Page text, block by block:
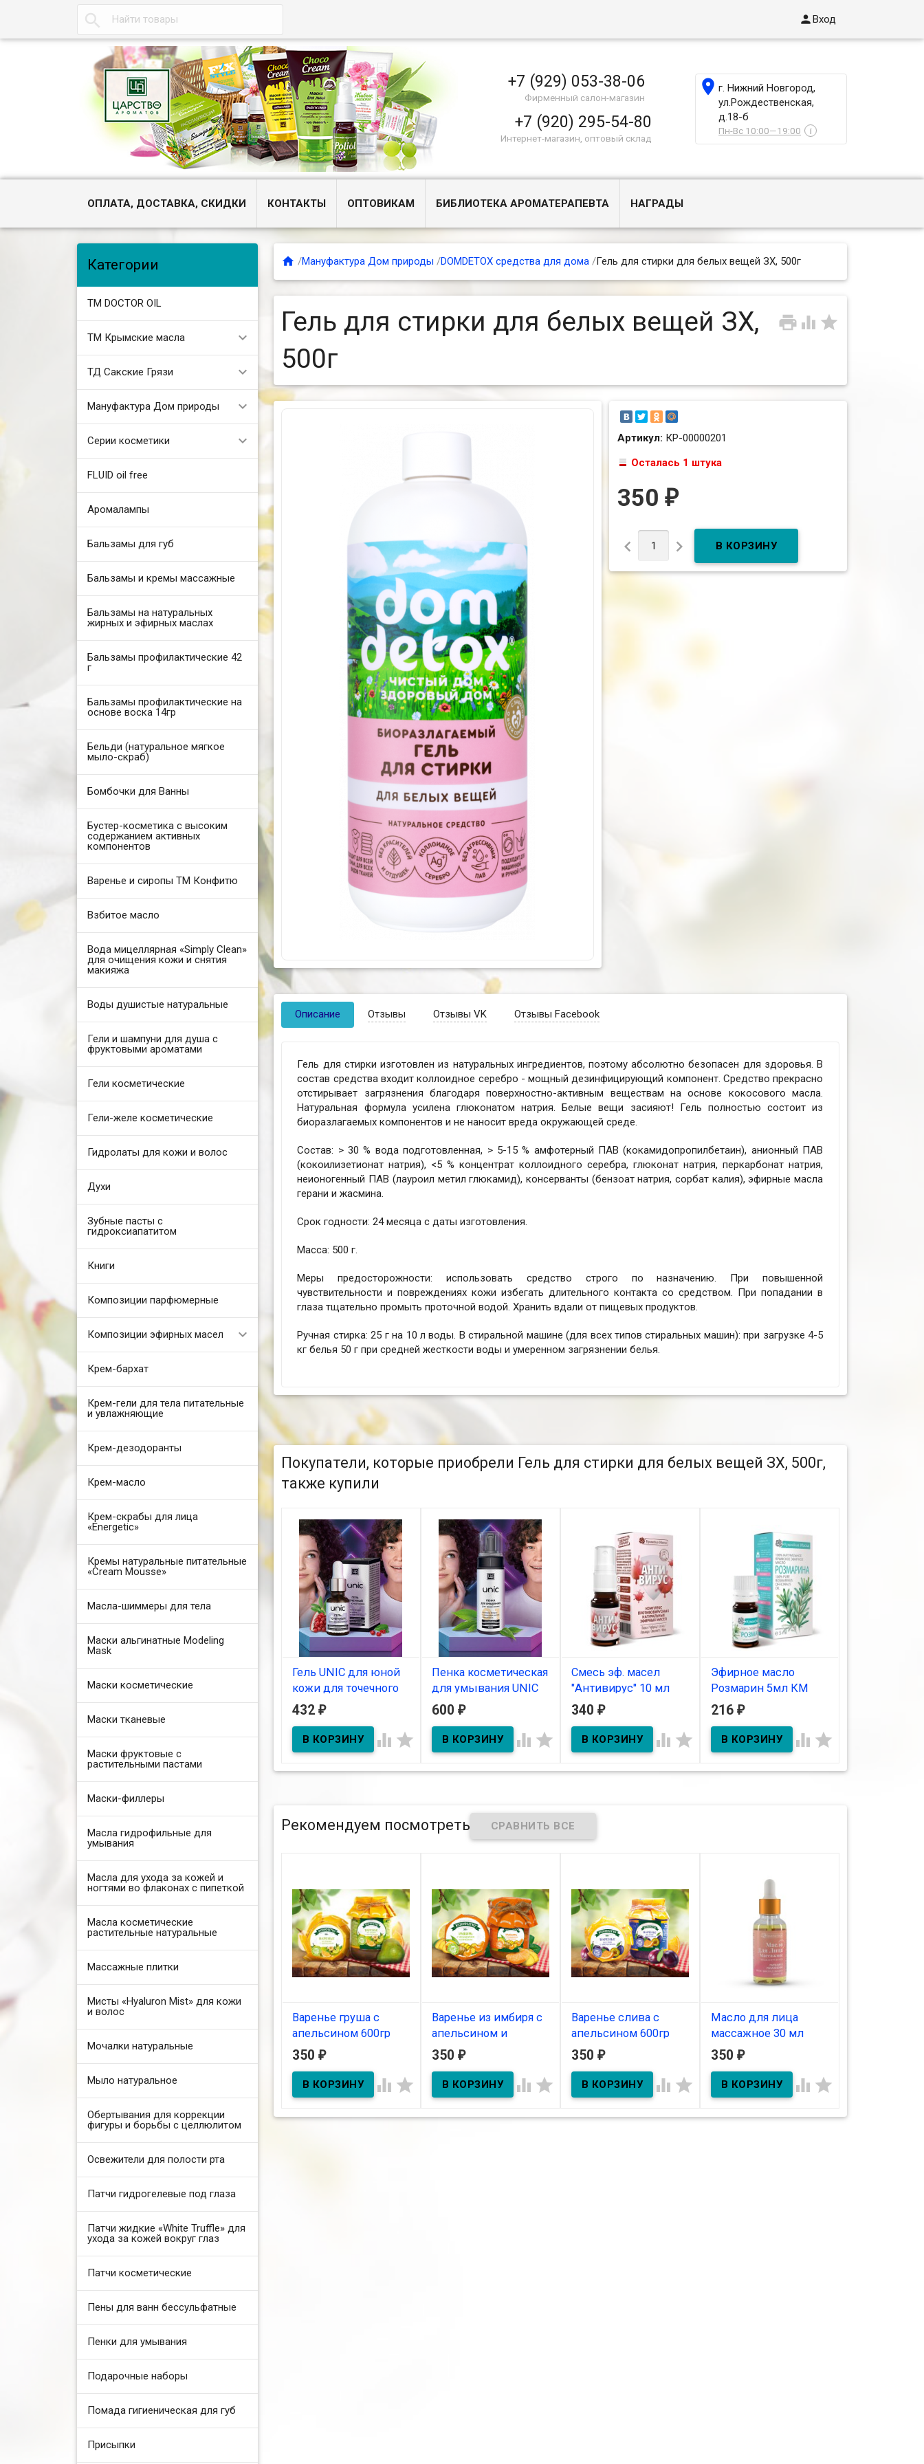
 Вход
+7 (929) 053-38-06
Фирменный салон-магазин
+7 (920) 295-54-80
Интернет-магазин, оптовый склад
г. Нижний Новгород,
ул.Рождественская,
д.18-б
Пн-Вс 10:00—19:00 i
ОПЛАТА, ДОСТАВКА, СКИДКИ КОНТАКТЫ ОПТОВИКАМ БИБЛИОТЕКА АРОМАТЕРАПЕВТА НАГРАДЫ
Категории
ТМ DOCTOR OIL
ТМ Крымские масла
ТД Сакские Грязи
Мануфактура Дом природы
Серии косметики
FLUID oil free
Аромалампы
Бальзамы для губ
Бальзамы и кремы массажные
Бальзамы на натуральных
жирных и эфирных маслах
Бальзамы профилактические 42
г
Бальзамы профилактические на
основе воска 14гр
Бельди (натуральное мягкое
мыло-скраб)
Бомбочки для Ванны
Бустер-косметика с высоким
содержанием активных
компонентов
Варенье и сиропы ТМ Конфитю
Взбитое масло
Вода мицеллярная «Simply Clean»
для очищения кожи и снятия
макияжа
Воды душистые натуральные
Гели и шампуни для душа с
фруктовыми ароматами
Гели косметические
Гели-желе косметические
Гидролаты для кожи и волос
Духи
Зубные пасты с
гидроксиапатитом
Книги
Композиции парфюмерные
Композиции эфирных масел
Крем-бархат
Крем-гели для тела питательные
и увлажняющие
Крем-дезодоранты
Крем-масло
Крем-скрабы для лица
«Energetic»
Кремы натуральные питательные
«Cream Mousse»
Масла-шиммеры для тела
Маски альгинатные Modeling
Mask
Маски косметические
Маски тканевые
Маски фруктовые с
растительными пастами
Маски-филлеры
Масла гидрофильные для
умывания
Масла для ухода за кожей и
ногтями во флаконах с пипеткой
Масла косметические
растительные натуральные
Массажные плитки
Мисты «Hyaluron Mist» для кожи
и волос
Мочалки натуральные
Мыло натуральное
Обертывания для коррекции
фигуры и борьбы с целлюлитом
Освежители для полости рта
Патчи гидрогелевые под глаза
Патчи жидкие «White Truffle» для
ухода за кожей вокруг глаз
Патчи косметические
Пены для ванн бессульфатные
Пенки для умывания
Подарочные наборы
Помада гигиеническая для губ
Присыпки
 /Мануфактура Дом природы /DOMDETOX средства для дома /Гель для стирки для белых вещей ЗХ, 500г
  
Гель для стирки для белых вещей ЗХ,
500г
Артикул: КР-00000201
Осталась 1 штука
350₽
 
Описание Отзывы Отзывы VK Отзывы Facebook
Гель для стирки изготовлен из натуральных ингредиентов, поэтому абсолютно безопасен для здоровья. В
состав средства входит коллоидное серебро - мощный дезинфицирующий компонент. Средство прекрасно
отстирывает загрязнения благодаря поверхностно-активным веществам на основе кокосового масла.
Натуральная формула усилена глюконатом натрия. Белые вещи засияют! Гель полностью состоит из
биоразлагаемых компонентов и не наносит вреда окружающей среде.
Состав: > 30 % вода подготовленная, > 5-15 % амфотерный ПАВ (кокамидопропилбетаин), анионный ПАВ
(кокоилизетионат натрия), <5 % концентрат коллоидного серебра, глюконат натрия, перкарбонат натрия,
неионогенный ПАВ (лауроил метил глюкамид), консерванты (бензоат натрия, сорбат калия), эфирные масла
герани и жасмина.
Срок годности: 24 месяца с даты изготовления.
Масса: 500 г.
Меры предосторожности: использовать средство строго по назначению. При повышенной
чувствительности и повреждениях кожи избегать длительного контакта со средством. При попадании в
глаза тщательно промыть проточной водой. Хранить вдали от пищевых продуктов.
Ручная стирка: 25 г на 10 л воды. В стиральной машине (для всех типов стиральных машин): при загрузке 4-5
кг белья 50 г при средней жесткости воды и умеренном загрязнении белья.
Покупатели, которые приобрели Гель для стирки для белых вещей ЗХ, 500г,
также купили
Гель UNIC для юной
кожи для точечного
нанесения 15 г
В наличии
С оксидом цинка и маслом
432 ₽
 
Пенка косметическая
для умывания UNIC
для юной кожи 160 г
В наличии
С салициловой кислотой и
600 ₽
 
Смесь эф. масел
"Антивирус" 10 мл
спрей
В наличии
340 ₽
 
Эфирное масло
Розмарин 5мл КМ
В наличии
216 ₽
 
Рекомендуем посмотреть
Варенье груша с
апельсином 600гр
В наличии
Варенье груша с
350 ₽
 
Варенье из имбиря с
апельсином и
лимоном 340гр
В наличии
Варенье из имбиря с
340гр
350 ₽
 
Варенье слива с
апельсином 600гр
В наличии
Варенье слива с
350 ₽
 
Масло для лица
массажное 30 мл
В наличии
350 ₽
 